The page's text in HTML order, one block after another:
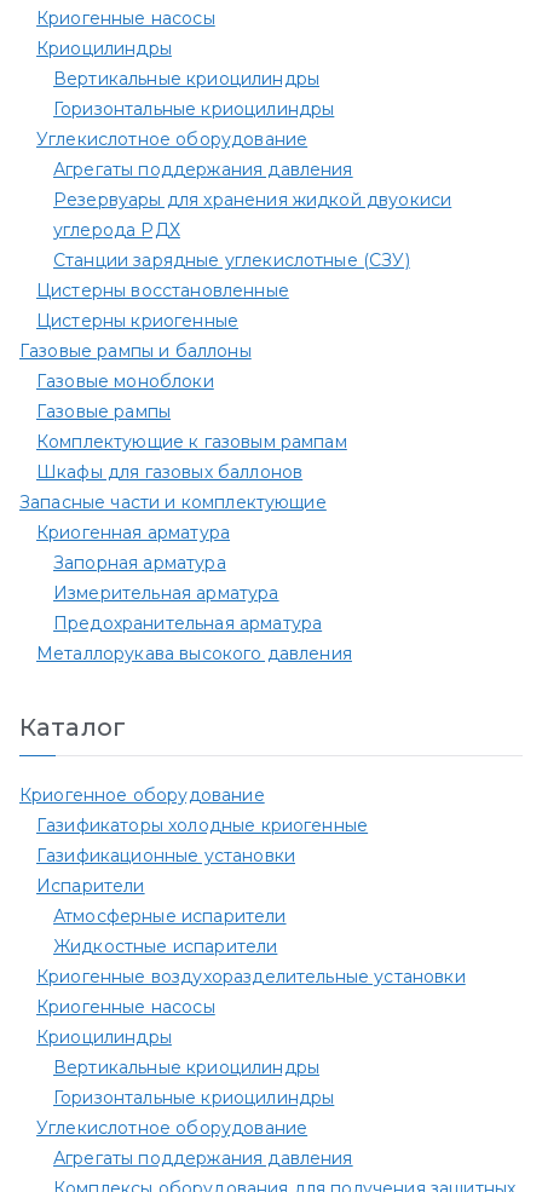
Криогенные насосы
Криоцилиндры
Вертикальные криоцилиндры
Горизонтальные криоцилиндры
Углекислотное оборудование
Агрегаты поддержания давления
Резервуары для хранения жидкой двуокиси
углерода РДХ
Станции зарядные углекислотные (СЗУ)
Цистерны восстановленные
Цистерны криогенные
Газовые рампы и баллоны
Газовые моноблоки
Газовые рампы
Комплектующие к газовым рампам​
Шкафы для газовых баллонов
Запасные части и комплектующие
Криогенная арматура
Запорная арматура
Измерительная арматура
Предохранительная арматура
Металлорукава высокого давления
Каталог
Криогенное оборудование
Газификаторы холодные криогенные
Газификационные установки
Испарители
Атмосферные испарители
Жидкостные испарители
Криогенные воздухоразделительные установки
Криогенные насосы
Криоцилиндры
Вертикальные криоцилиндры
Горизонтальные криоцилиндры
Углекислотное оборудование
Агрегаты поддержания давления